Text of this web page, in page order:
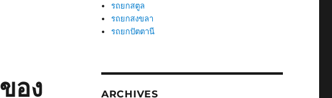
อง
รถยกสตูล
รถยกสงขลา
รถยกปัตตานี
ARCHIVES